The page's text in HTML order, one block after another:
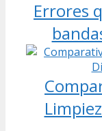
Errores